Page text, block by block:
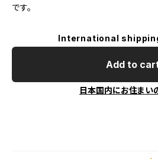
です。
International
Add to
日本国内にお住まい